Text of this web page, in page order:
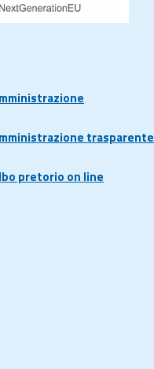
trasparente
pretorio on line